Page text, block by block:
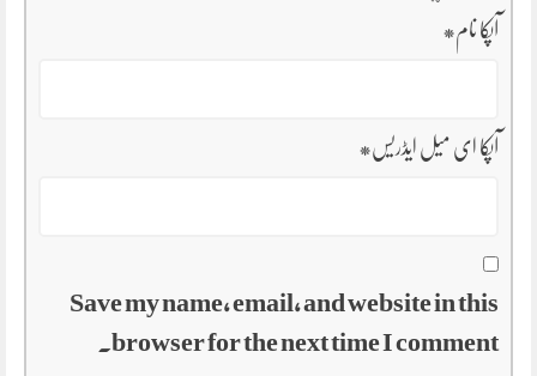
آپکا نام*
آپکا ای میل ایڈریس*
Save my name, email, and website in this
browser for the next time I comment.